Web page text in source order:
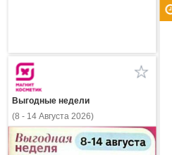
Выгодные недели
(8 - 14 Августа 2026)